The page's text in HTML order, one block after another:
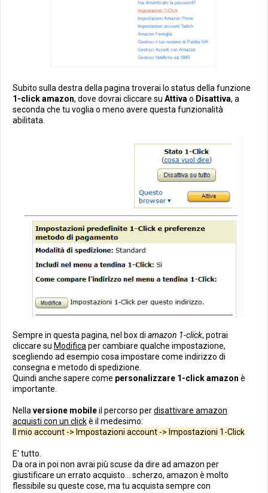
Subito sulla destra della pagina troverai lo status della funzione
1-click amazon, dove dovrai cliccare su Attivao Disattiva, a
seconda che tu voglia o meno avere questa funzionalità
abilitata.
Sempre in questa pagina, nel box di amazon 1-click, potrai
cliccare su Modificaper cambiare qualche impostazione,
scegliendo ad esempio cosa impostare come indirizzo di
consegna e metodo di spedizione.
Quindi anche sapere come personalizzare 1-click amazon è
importante.
Nellaversione mobileil percorso perdisattivare amazon
acquisti con un clickè il medesimo:
Il mio account -> Impostazioni account -> Impostazioni 1-Click
E' tutto.
Da ora in poi non avrai più scuse da dire ad amazon per
giustificare un errato acquisto... scherzo, amazon è molto
flessibile su queste cose, ma tu acquista sempre con